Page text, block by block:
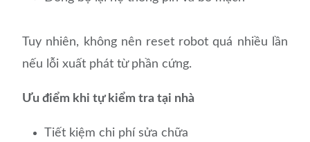
Tuy nhiên, không nên reset robot quá nhiều lần
nếu lỗi xuất phát từ phần cứng.
Ưu điểm khi tự kiểm tra tại nhà
Tiết kiệm chi phí sửa chữa